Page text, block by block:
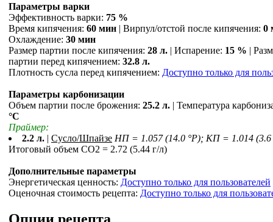
Параметры варки
Эффективность варки: 75 %
Время кипячения: 60 мин | Вирпул/отстой после кипячения: 0
Охлаждение: 30 мин
Размер партии после кипячения: 28 л. | Испарение: 15 % |
партии перед кипячением: 32.8 л.
Плотность сусла перед кипячением: Доступно только для
Параметры карбонизации
Объем партии после брожения: 25.2 л. | Температура
°С
Праймер:
2.2 л. | Сусло/Шпайзе НП = 1.057 (14.0 °P); КП = 1.014 (3.6
Итоговый объем СO2 = 2.72 (5.44 г/л)
Дополнительные параметры
Энергетическая ценность: Доступно только для пользователей
Оценочная стоимость рецепта: Доступно только для
Опции рецепта